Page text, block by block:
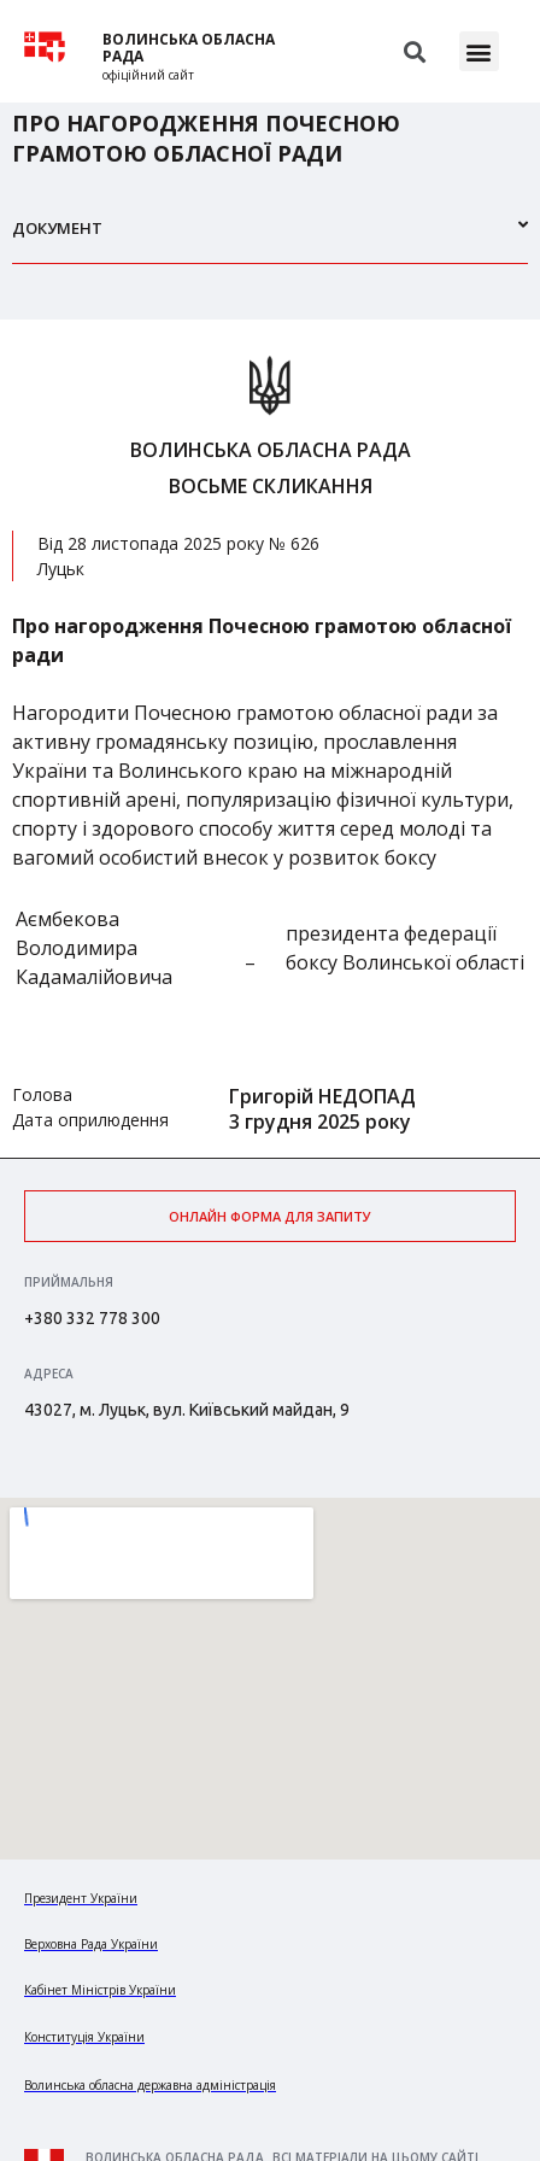
ВОЛИНСЬКА ОБЛАСНА
РАДА
офіційний сайт
ПРО НАГОРОДЖЕННЯ ПОЧЕСНОЮ
ГРАМОТОЮ ОБЛАСНОЇ РАДИ
ДОКУМЕНТ
ВОЛИНСЬКА ОБЛАСНА РАДА
ВОСЬМЕ СКЛИКАННЯ
Від 28 листопада 2025 року № 626
Луцьк
Про нагородження Почесною грамотою обласної
ради
Нагородити Почесною грамотою обласної ради за
активну громадянську позицію, прославлення
України та Волинського краю на міжнародній
спортивній арені, популяризацію фізичної культури,
спорту і здорового способу життя серед молоді та
вагомий особистий внесок у розвиток боксу
Аємбекова
Володимира
Кадамалійовича
–
президента федерації
боксу Волинської області
Голова Григорій НЕДОПАД
Дата оприлюдення 3 грудня 2025 року
ОНЛАЙН ФОРМА ДЛЯ ЗАПИТУ
ПРИЙМАЛЬНЯ
+380 332 778 300
АДРЕСА
43027, м. Луцьк, вул. Київський майдан, 9
Президент України
Верховна Рада України
Кабінет Міністрів України
Конституція України
Волинська обласна державна адміністрація
ВОЛИНСЬКА ОБЛАСНА РАДА. ВСІ МАТЕРІАЛИ НА ЦЬОМУ САЙТІ